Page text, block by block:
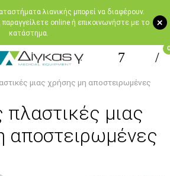
+
λιανικής μπορεί να διαφέρουν.
online ή επικοινωνήστε με το
κατάστημα.
0
μιας χρήσης μη αποστειρωμένες
πλαστικές μιας
αποστειρωμένες